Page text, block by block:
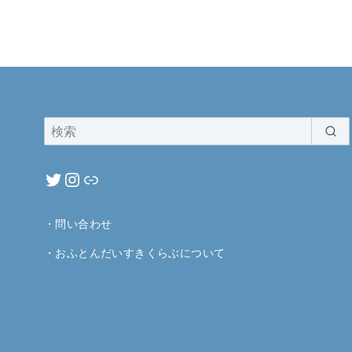
・ 問い合わせ
・ おふとんだいすきくらぶについて